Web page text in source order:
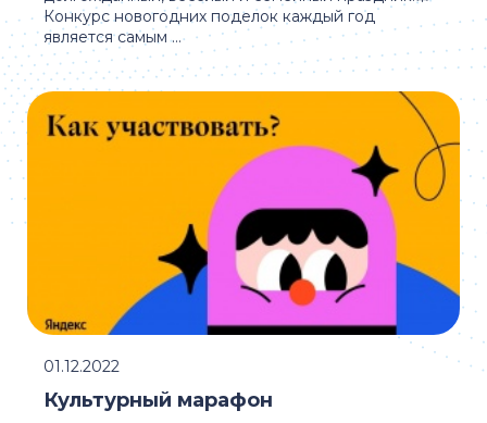
Конкурс новогодних поделок каждый год
является самым ...
Культурный марафон
01.12.2022